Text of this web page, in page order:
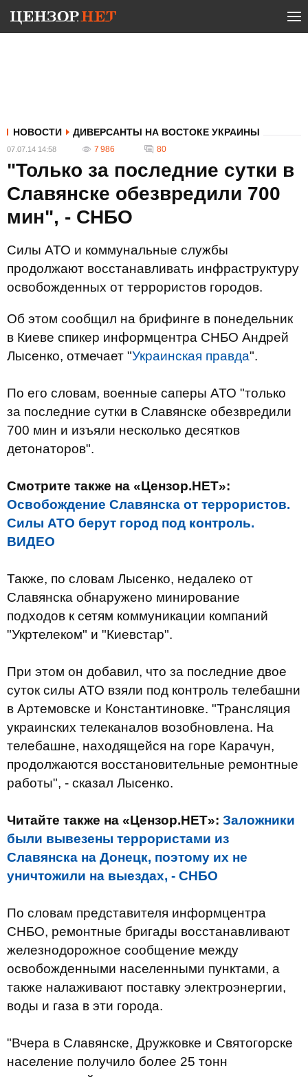
НОВОСТИ ДИВЕРСАНТЫ НА ВОСТОКЕ УКРАИНЫ
07.07.14 14:58 7 986 80
"Только за последние сутки в
Славянске обезвредили 700
мин", - СНБО
Силы АТО и коммунальные службы
продолжают восстанавливать инфраструктуру
освобожденных от террористов городов.
Об этом сообщил на брифинге в понедельник
в Киеве спикер информцентра СНБО Андрей
Лысенко, отмечает "Украинская правда".
По его словам, военные саперы АТО "только
за последние сутки в Славянске обезвредили
700 мин и изъяли несколько десятков
детонаторов".
Смотрите также на «Цензор.НЕТ»:
Освобождение Славянска от террористов.
Силы АТО берут город под контроль.
ВИДЕО
Также, по словам Лысенко, недалеко от
Славянска обнаружено минирование
подходов к сетям коммуникации компаний
"Укртелеком" и "Киевстар".
При этом он добавил, что за последние двое
суток силы АТО взяли под контроль телебашни
в Артемовске и Константиновке. "Трансляция
украинских телеканалов возобновлена. На
телебашне, находящейся на горе Карачун,
продолжаются восстановительные ремонтные
работы", - сказал Лысенко.
Читайте также на «Цензор.НЕТ»: Заложники
были вывезены террористами из
Славянска на Донецк, поэтому их не
уничтожили на выездах, - СНБО
По словам представителя информцентра
СНБО, ремонтные бригады восстанавливают
железнодорожное сообщение между
освобожденными населенными пунктами, а
также налаживают поставку электроэнергии,
воды и газа в эти города.
"Вчера в Славянске, Дружковке и Святогорске
население получило более 25 тонн